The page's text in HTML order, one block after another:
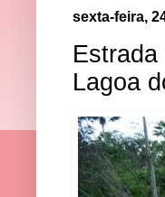
sexta-feira,
Lagoa